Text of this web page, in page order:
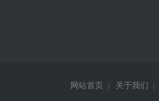
网站首页 关于我们